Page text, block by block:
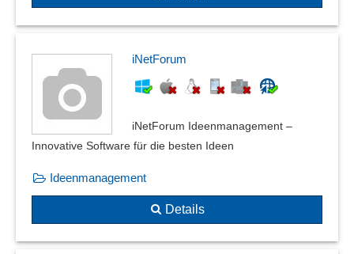
iNetForum
iNetForum Ideenmanagement –
Innovative Software für die besten Ideen
Ideenmanagement
Details